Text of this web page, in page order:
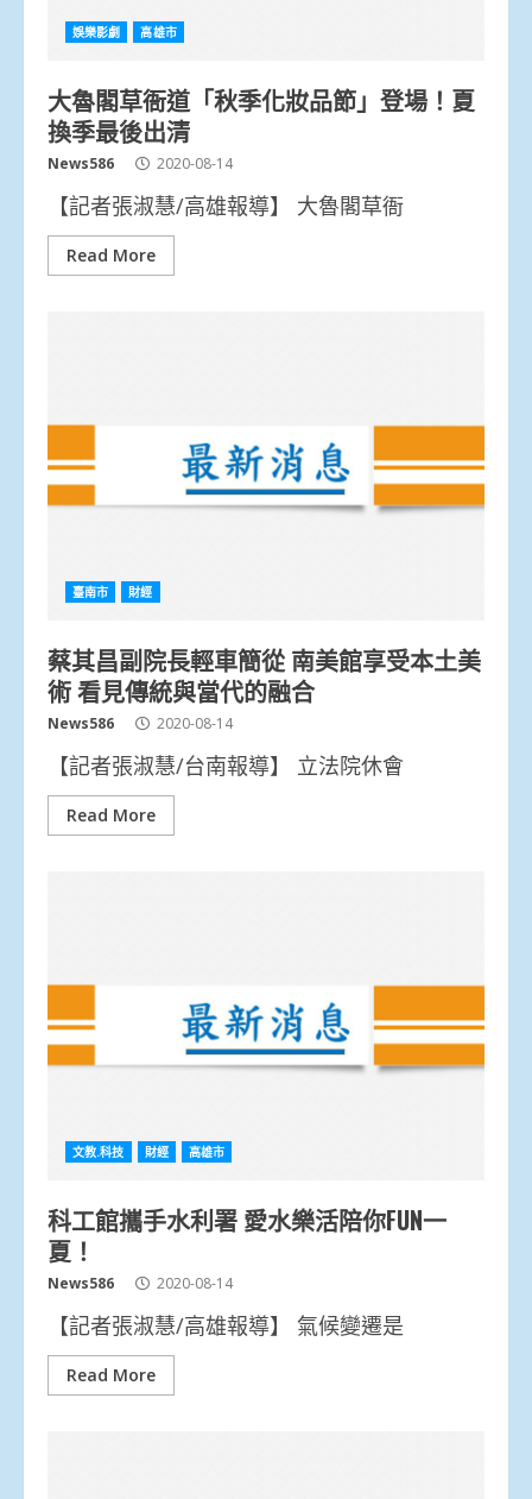
娛樂影劇 高雄市
大魯閣草衙道「秋季化妝品節」登場！夏
換季最後出清
News586 2020-08-14
【記者張淑慧/高雄報導】 大魯閣草衙
Read More
臺南市 財經
蔡其昌副院長輕車簡從 南美館享受本土美
術 看見傳統與當代的融合
News586 2020-08-14
【記者張淑慧/台南報導】 立法院休會
Read More
文教.科技 財經 高雄市
科工館攜手水利署 愛水樂活陪你FUN一
夏！
News586 2020-08-14
【記者張淑慧/高雄報導】 氣候變遷是
Read More